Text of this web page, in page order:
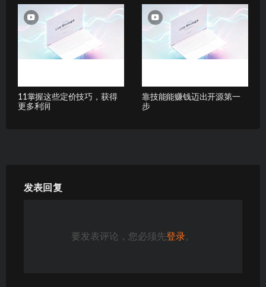
11掌握这些定价技巧，获得
更多利润
靠技能能赚钱迈出开源第一
步
发表回复
要发表评论，您必须先登录。